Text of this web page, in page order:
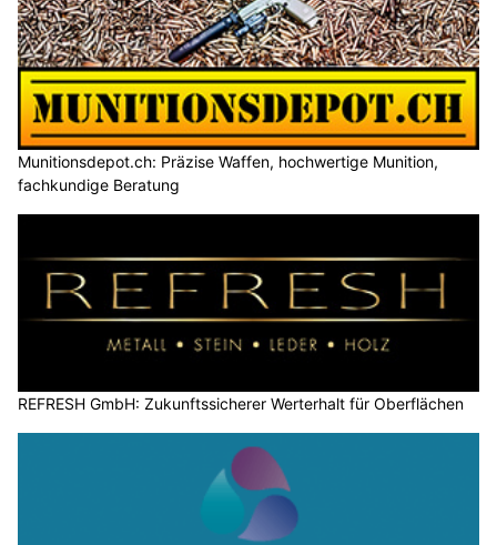
Munitionsdepot.ch: Präzise Waffen, hochwertige Munition,
fachkundige Beratung
REFRESH GmbH: Zukunftssicherer Werterhalt für Oberflächen